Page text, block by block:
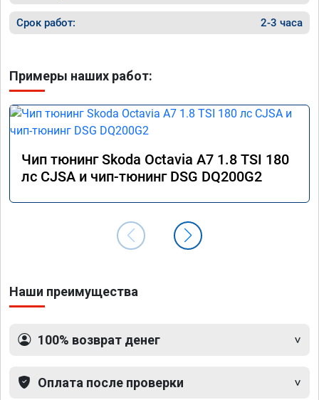
Срок работ: 2-3 часа
Примеры наших работ:
Чип тюнинг Skoda Octavia A7 1.8 TSI 180
лс CJSA и чип-тюнинг DSG DQ200G2
Наши преимущества
100% возврат денег
Оплата после проверки